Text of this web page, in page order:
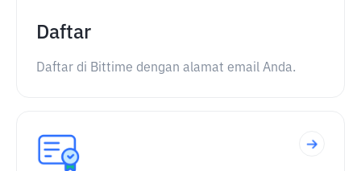
Daftar
Daftar di Bittime dengan alamat email Anda.